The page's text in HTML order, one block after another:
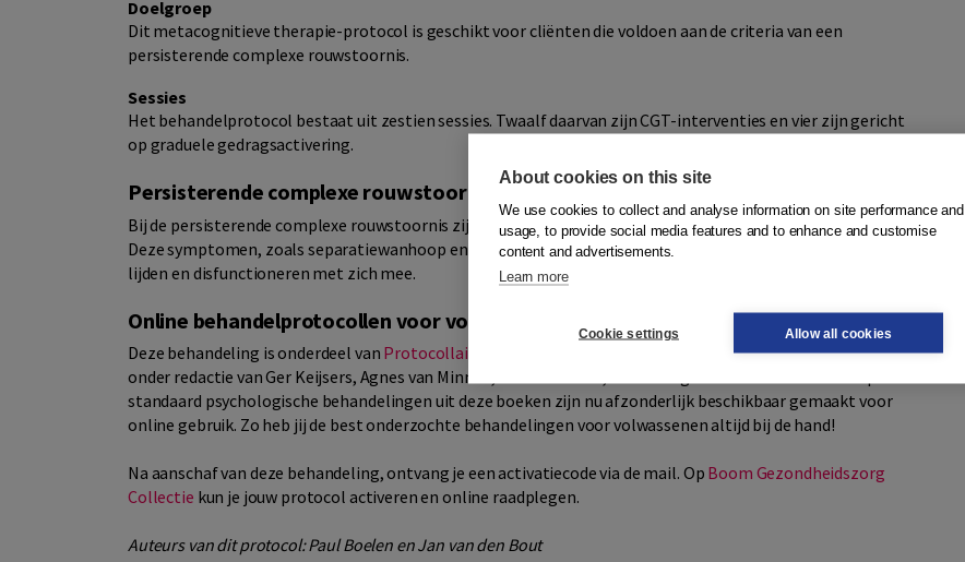
Doelgroep
Dit metacognitieve therapie-protocol is geschikt voor cliënten die voldoen aan de criteria van een
persisterende complexe rouwstoornis.
Sessies
Het behandelprotocol bestaat uit zestien sessies. Twaalf daarvan zijn CGT-interventies en vier zijn gericht
op graduele gedragsactivering.
Persisterende complexe rouwstoornis
Bij de persisterende complexe rouwstoornis zijn typische, ‘normale’ rouwsymptomen chronisch geworden.
Deze symptomen, zoals separatiewanhoop en een gevoel van betekenisloosheid, brengen aanhoudend
lijden en disfunctioneren met zich mee.
Online behandelprotocollen voor volwassenen
Deze behandeling is onderdeel van Protocollaire behandelingen voor volwassenen met psychische klachten,
onder redactie van Ger Keijsers, Agnes van Minnen, Marc Verbraak, Kees Hoogduin en Paul Emmelkamp. De
standaard psychologische behandelingen uit deze boeken zijn nu afzonderlijk beschikbaar gemaakt voor
online gebruik. Zo heb jij de best onderzochte behandelingen voor volwassenen altijd bij de hand!
Na aanschaf van deze behandeling, ontvang je een activatiecode via de mail. Op Boom Gezondheidszorg
Collectie kun je jouw protocol activeren en online raadplegen.
Auteurs van dit protocol: Paul Boelen en Jan van den Bout
About cookies on this site
We use cookies to collect and analyse information on site performance and
usage, to provide social media features and to enhance and customise
content and advertisements.
Learn more
Cookie settings Allow all cookies